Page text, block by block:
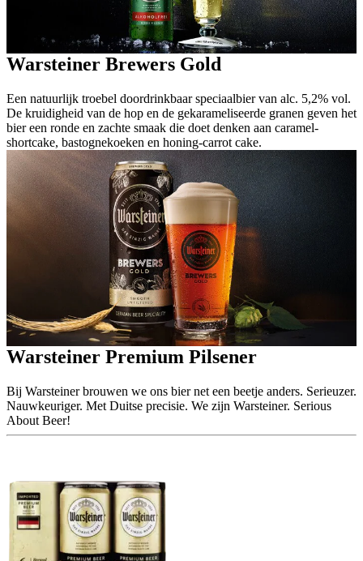
Warsteiner Brewers Gold
Een natuurlijk troebel doordrinkbaar speciaalbier van alc. 5,2% vol.
De kruidigheid van de hop en de gekarameliseerde granen geven het
bier een ronde en zachte smaak die doet denken aan caramel-
shortcake, bastognekoeken en honing-carrot cake.
Warsteiner Premium Pilsener
Bij Warsteiner brouwen we ons bier net een beetje anders. Serieuzer.
Nauwkeuriger. Met Duitse precisie. We zijn Warsteiner. Serious
About Beer!